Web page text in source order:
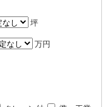
坪
万円